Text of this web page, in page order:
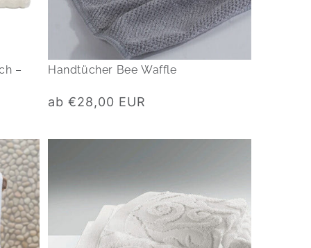
– Handtücher Bee Waffle
Normaler
ab €28,00 EUR